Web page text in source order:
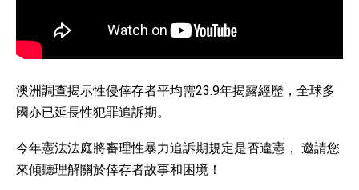
澳洲調查揭示性侵倖存者平均需23.9年揭露經歷，全球多
國亦已延長性犯罪追訴期。
今年憲法法庭將審理性暴力追訴期規定是否違憲， 邀請您
來傾聽理解關於倖存者故事和困境！